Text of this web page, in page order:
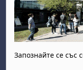
Запознайте се със